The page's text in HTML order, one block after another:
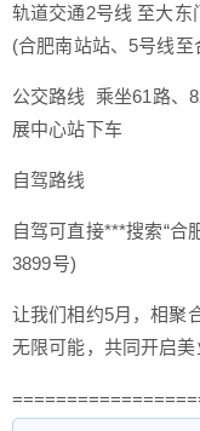
轨道交通2号线 至大东
(合肥南站站、5号线
公交路线 乘坐61路、
展中心站下车
自驾路线
自驾可直接***搜索“合
3899号)
让我们相约5月，相聚
无限可能，共同开启美